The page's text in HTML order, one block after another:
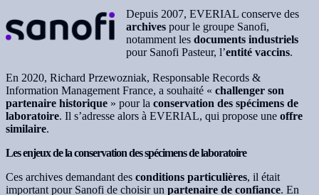
Depuis 2007, EVERIAL conserve des
archives pour le groupe Sanofi,
notamment les documents industriels
pour Sanofi Pasteur, l’entité vaccins.
En 2020, Richard Przewozniak, Responsable Records &
Information Management France, a souhaité « challenger son
partenaire historique » pour la conservation des spécimens de
laboratoire. Il s’adresse alors à EVERIAL, qui propose une offre
similaire.
Les enjeux de la conservation des spécimens de laboratoire
Ces archives demandant des conditions particulières, il était
important pour Sanofi de choisir un partenaire de confiance. En